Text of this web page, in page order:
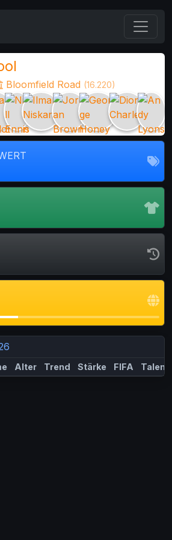
Bloomfield Road (16.220)
Alter Trend Stärke FIFA Talent